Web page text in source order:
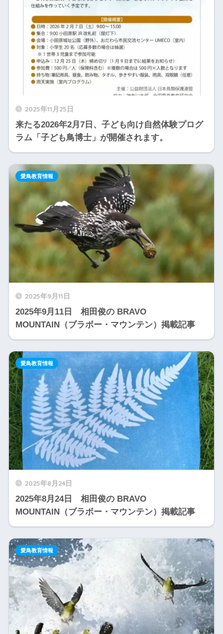
2025年11月25日
来たる2026年2月7日、子ども向け自然体験プログ
ラム「子ども鳥博士」が開催されます。
2025年9月11日
2025年9月11日 相田俊の BRAVO
MOUNTAIN（ブラボー・マウンテン）掲載記事
愛鳥教育情報
2025年8月24日
2025年8月24日 相田俊の BRAVO
MOUNTAIN（ブラボー・マウンテン）掲載記事
愛鳥教育情報
愛鳥教育情報